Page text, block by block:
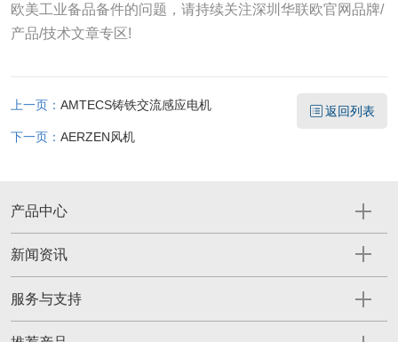
欧美工业备品备件的问题，请持续关注深圳华联欧官网品牌/
产品/技术文章专区!
上一页： AMTECS铸铁交流感应电机
下一页： AERZEN风机
返回列表
产品中心
新闻资讯
服务与支持